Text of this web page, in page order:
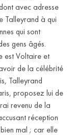
avec adresse
Talleyrand à qui
qui sont
gens âgés.
est Voltaire et
de la célébrité
Talleyrand
proposez lui de
revenu de la
réception
mal ; car elle